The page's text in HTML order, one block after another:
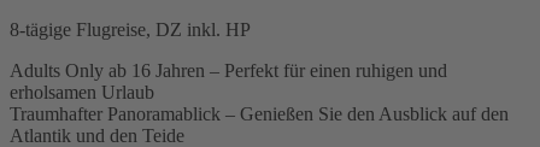
8-tägige Flugreise, DZ inkl. HP
Adults Only ab 16 Jahren – Perfekt für einen ruhigen und
erholsamen Urlaub
Traumhafter Panoramablick – Genießen Sie den Ausblick auf den
Atlantik und den Teide